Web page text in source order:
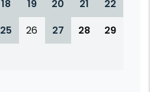
18 19 20 21
22
25 26 27 28
29